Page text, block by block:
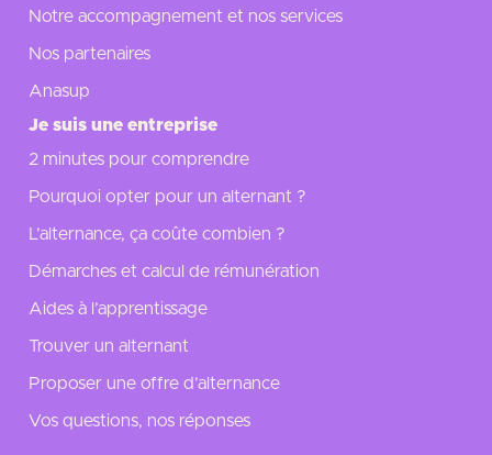
Notre accompagnement et nos services
Nos partenaires
Anasup
Je suis une entreprise
2 minutes pour comprendre
Pourquoi opter pour un alternant ?
L’alternance, ça coûte combien ?
Démarches et calcul de rémunération
Aides à l’apprentissage
Trouver un alternant
Proposer une offre d’alternance
Vos questions, nos réponses